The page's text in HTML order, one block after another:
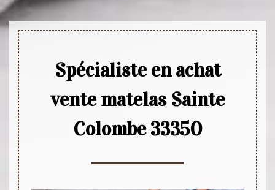
Spécialiste en achat
vente matelas Sainte
Colombe 33350